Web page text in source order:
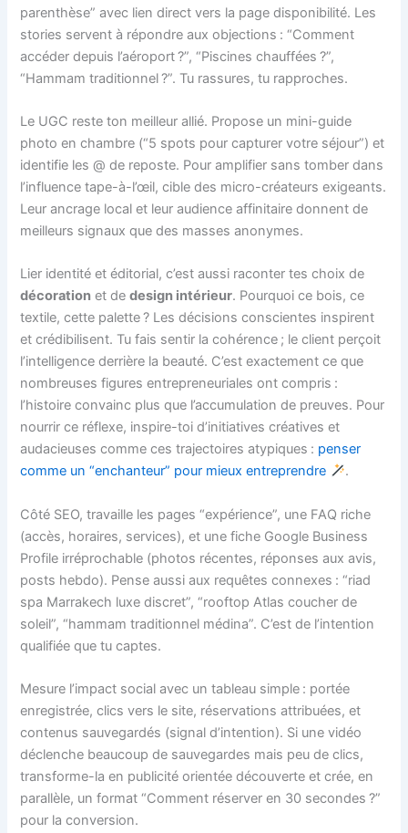
parenthèse” avec lien direct vers la page disponibilité. Les
stories servent à répondre aux objections : “Comment
accéder depuis l’aéroport ?”, “Piscines chauffées ?”,
“Hammam traditionnel ?”. Tu rassures, tu rapproches.
Le UGC reste ton meilleur allié. Propose un mini-guide
photo en chambre (“5 spots pour capturer votre séjour”) et
identifie les @ de reposte. Pour amplifier sans tomber dans
l’influence tape-à-l’œil, cible des micro-créateurs exigeants.
Leur ancrage local et leur audience affinitaire donnent de
meilleurs signaux que des masses anonymes.
Lier identité et éditorial, c’est aussi raconter tes choix de
décoration et dedesign intérieur. Pourquoi ce bois, ce
textile, cette palette ? Les décisions conscientes inspirent
et crédibilisent. Tu fais sentir la cohérence ; le client perçoit
l’intelligence derrière la beauté. C’est exactement ce que
nombreuses figures entrepreneuriales ont compris :
l’histoire convainc plus que l’accumulation de preuves. Pour
nourrir ce réflexe, inspire-toi d’initiatives créatives et
audacieuses comme ces trajectoires atypiques : penser
comme un “enchanteur” pour mieux entreprendre
.
Côté SEO, travaille les pages “expérience”, une FAQ riche
(accès, horaires, services), et une fiche Google Business
Profile irréprochable (photos récentes, réponses aux avis,
posts hebdo). Pense aussi aux requêtes connexes : “riad
spa Marrakech luxe discret”, “rooftop Atlas coucher de
soleil”, “hammam traditionnel médina”. C’est de l’intention
qualifiée que tu captes.
Mesure l’impact social avec un tableau simple : portée
enregistrée, clics vers le site, réservations attribuées, et
contenus sauvegardés (signal d’intention). Si une vidéo
déclenche beaucoup de sauvegardes mais peu de clics,
transforme-la en publicité orientée découverte et crée, en
parallèle, un format “Comment réserver en 30 secondes ?”
pour la conversion.